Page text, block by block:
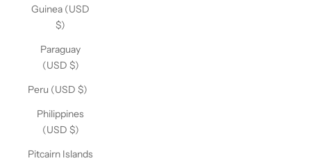
Guinea (USD
$)
Paraguay
(USD $)
Peru (USD $)
Philippines
(USD $)
Pitcairn Islands